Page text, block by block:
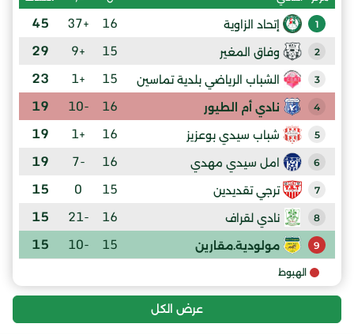
1 إتحاد الزاوية 16
+37
45
2 وفاق المغير 15
+9
29
3 الشباب الرياضي بلدية تماسين 15
+1
23
4 نادي أم الطيور 16
-10
19
5 شباب سيدي بوعزيز 16
+1
19
6 امل سيدي مهدي 16
-7
19
7 ترجي تقديدين 15
0
15
8 نادي لقراف 16
-21
15
9 مولودية.مقارين 15
-10
15
الهبوط
عرض الكل